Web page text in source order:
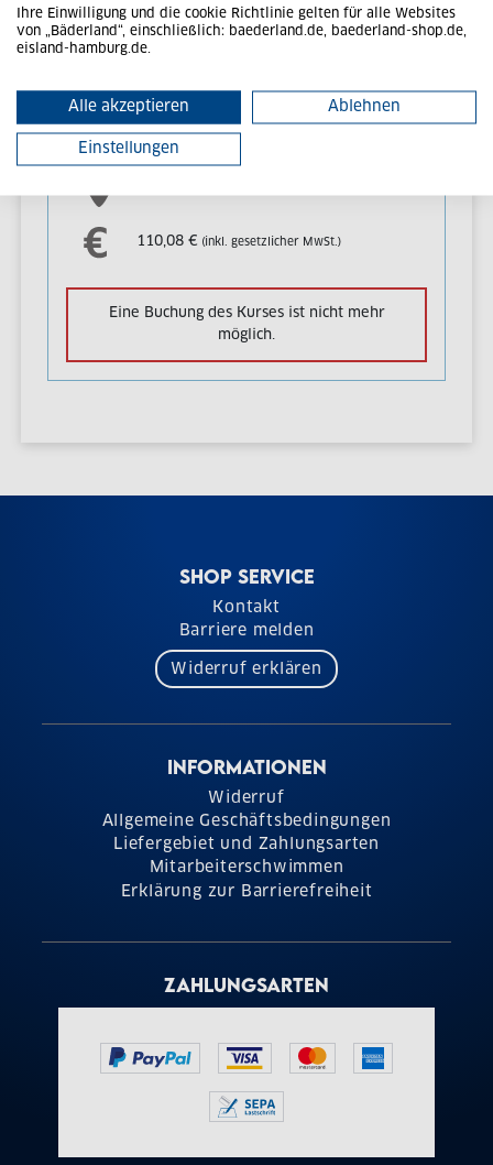
13.06.2025-17.09.2025
15:45-16:30 Uhr
110,08 € (inkl. gesetzlicher MwSt.)
Eine Buchung des Kurses ist nicht mehr
möglich.
SHOP SERVICE
Kontakt
Barriere melden
Widerruf erklären
INFORMATIONEN
Widerruf
Allgemeine Geschäftsbedingungen
Liefergebiet und Zahlungsarten
Mitarbeiterschwimmen
Erklärung zur Barrierefreiheit
ZAHLUNGSARTEN
Ihre Einwilligung und die cookie Richtlinie gelten für alle Websites
von „Bäderland“, einschließlich: baederland.de, baederland-shop.de,
eisland-hamburg.de.
Alle akzeptieren Ablehnen
Einstellungen